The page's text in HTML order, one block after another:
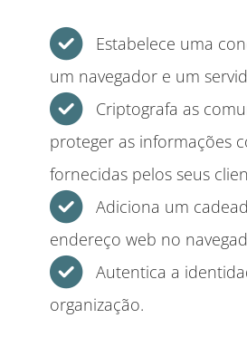
Estabelece uma
um navegador e um
Criptografa as
proteger as informações
fornecidas pelos seus
Adiciona um
endereço web no
Autentica a
organização.